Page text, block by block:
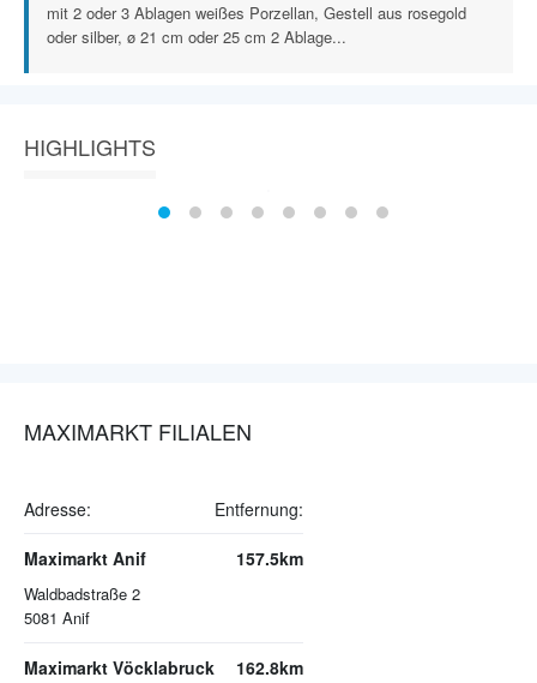
mit 2 oder 3 Ablagen weißes Porzellan, Gestell aus rosegold
oder silber, ø 21 cm oder 25 cm 2 Ablage...
HIGHLIGHTS
MAXIMARKT FILIALEN
Adresse: Entfernung:
Maximarkt Anif
Waldbadstraße 2
5081 Anif
157.5km
Maximarkt Vöcklabruck 162.8km